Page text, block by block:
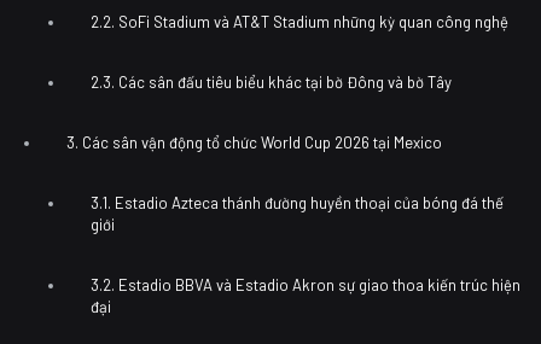
2.2. SoFi Stadium và AT&T Stadium những kỳ quan công nghệ
2.3. Các sân đấu tiêu biểu khác tại bờ Đông và bờ Tây
3. Các sân vận động tổ chức World Cup 2026 tại Mexico
3.1. Estadio Azteca thánh đường huyền thoại của bóng đá thế
giới
3.2. Estadio BBVA và Estadio Akron sự giao thoa kiến trúc hiện
đại